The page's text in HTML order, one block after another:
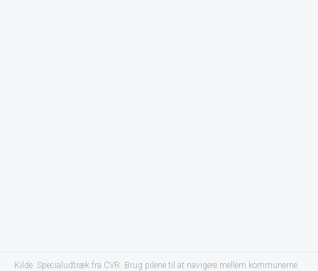
Kilde: Specialudtræk fra CVR. Brug pilene til at navigere mellem kommunerne.